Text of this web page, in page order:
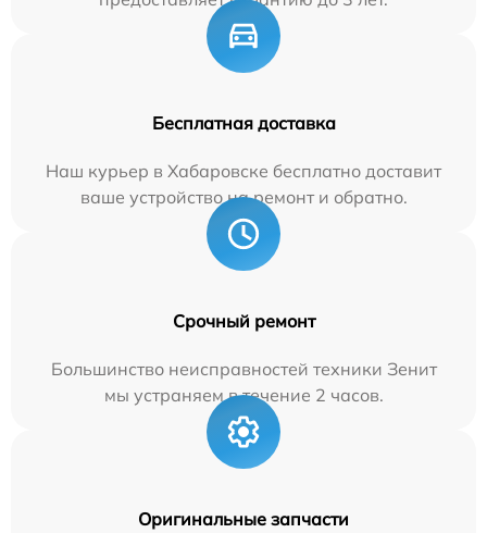
Бесплатная доставка
Наш курьер в Хабаровске бесплатно доставит
ваше устройство на ремонт и обратно.
Срочный ремонт
Большинство неисправностей техники Зенит
мы устраняем в течение 2 часов.
Оригинальные запчасти